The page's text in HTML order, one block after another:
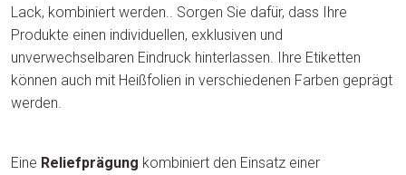
Lack, kombiniert werden.. Sorgen Sie dafür, dass Ihre
Produkte einen individuellen, exklusiven und
unverwechselbaren Eindruck hinterlassen. Ihre Etiketten
können auch mit Heißfolien in verschiedenen Farben geprägt
werden.
Eine Reliefprägung kombiniert den Einsatz einer